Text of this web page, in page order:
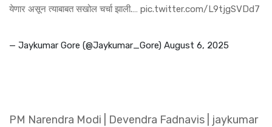
येणार असून त्याबाबत सखोल चर्चा झाली.… pic.twitter.com/L9tjgSVDd7
— Jaykumar Gore (@Jaykumar_Gore) August 6, 2025
PM Narendra Modi Devendra Fadnavis
jaykumar